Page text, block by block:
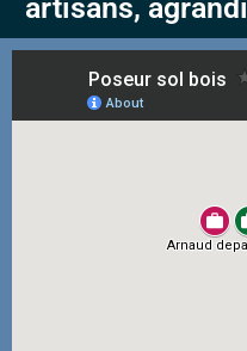
artisans,